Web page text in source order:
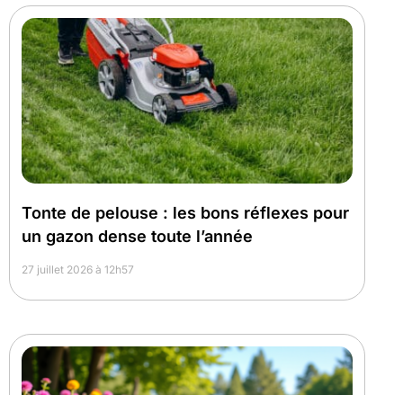
Tonte de pelouse : les bons réflexes pour
un gazon dense toute l’année
27 juillet 2026 à 12h57